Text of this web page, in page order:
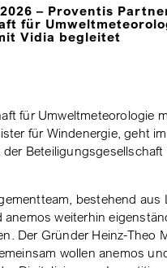
– Proventis
für
Vidia begleitet
für Umweltmeteorologie
für Windenergie, geht
bestehend
anemos weiterhin
Der Gründer Heinz-Theo
wollen anemos